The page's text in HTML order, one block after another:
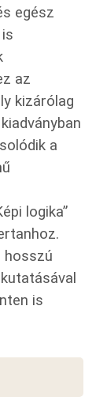
egész
az
kizárólag
a
logika”
hosszú
is